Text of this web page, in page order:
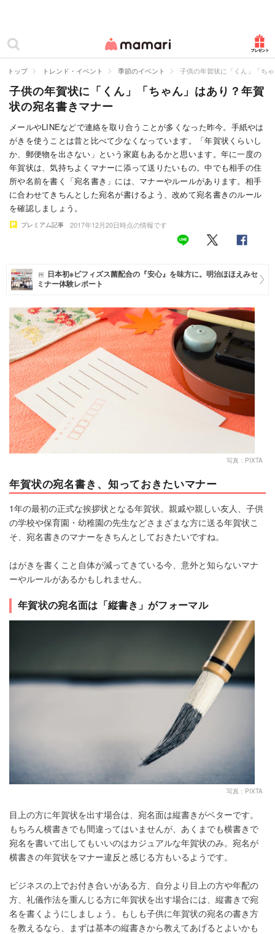
ママリ
カテゴリー一覧
妊娠
出産
赤ちゃん・育児
子育て・家族
病院
住まい
トレンド・イベント
トップ トレンド・イベント 季節のイベント 子供の年賀状に「くん」「ち
子供の年賀状に「くん」「ちゃん」はあり？年賀
状の宛名書きマナー
メールやLINEなどで連絡を取り合うことが多くなった昨今。手紙やは
がきを使うことは昔と比べて少なくなっています。「年賀状くらいし
か、郵便物を出さない」という家庭もあるかと思います。年に一度の
年賀状は、気持ちよくマナーに添って送りたいもの。中でも相手の住
所や名前を書く「宛名書き」には、マナーやルールがあります。相手
に合わせてきちんとした宛名が書けるよう、改めて宛名書きのルール
を確認しましょう。
プレミアム記事 2017年12月20日時点の情報です
日本初※ビフィズス菌配合の『安心』を味方に。明治ほほえみセ
ミナー体験レポート
写真：PIXTA
年賀状の宛名書き、知っておきたいマナー
1年の最初の正式な挨拶状となる年賀状。親戚や親しい友人、子供
の学校や保育園・幼稚園の先生などさまざまな方に送る年賀状こ
そ、宛名書きのマナーをきちんとしておきたいですね。
はがきを書くこと自体が減ってきている今、意外と知らないマナ
ーやルールがあるかもしれません。
年賀状の宛名面は「縦書き」がフォーマル
写真：PIXTA
目上の方に年賀状を出す場合は、宛名面は縦書きがベターです。
もちろん横書きでも間違ってはいませんが、あくまでも横書きで
宛名を書いて出してもいいのはカジュアルな年賀状のみ。宛名が
横書きの年賀状をマナー違反と感じる方もいるようです。
ビジネスの上でお付き合いがある方、自分より目上の方や年配の
方、礼儀作法を重んじる方に年賀状を出す場合には、縦書きで宛
名を書くようにしましょう。もしも子供に年賀状の宛名の書き方
を教えるなら、まずは基本の縦書きから教えてあげるとよいかも